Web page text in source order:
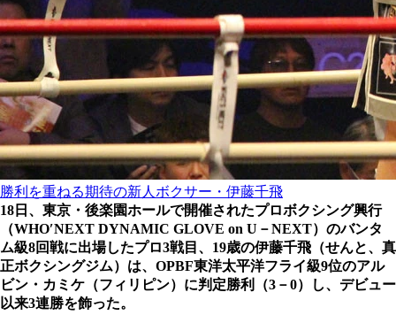
勝利を重ねる期待の新人ボクサー・伊藤千飛
18日、東京・後楽園ホールで開催されたプロボクシング興行
（WHO′NEXT DYNAMIC GLOVE on U－NEXT）のバンタ
ム級8回戦に出場したプロ3戦目、19歳の伊藤千飛（せんと、真
正ボクシングジム）は、OPBF東洋太平洋フライ級9位のアル
ビン・カミケ（フィリピン）に判定勝利（3－0）し、デビュー
以来3連勝を飾った。